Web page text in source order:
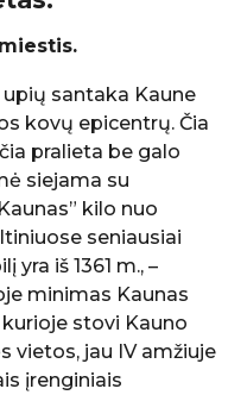
santaka Kaune
kovų epicentrų. Čia
pralieta be galo
siejama su
kilo nuo
seniausiai
yra iš 1361 m., –
minimas Kaunas
stovi Kauno
vietos, jau IV amžiuje
įrenginiais